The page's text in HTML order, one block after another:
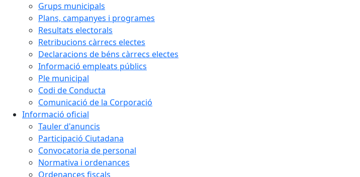
Grups municipals
Plans, campanyes i programes
Resultats electorals
Retribucions càrrecs electes
Declaracions de béns càrrecs electes
Informació empleats públics
Ple municipal
Codi de Conducta
Comunicació de la Corporació
Informació oficial
Tauler d'anuncis
Participació Ciutadana
Convocatoria de personal
Normativa i ordenances
Ordenances fiscals